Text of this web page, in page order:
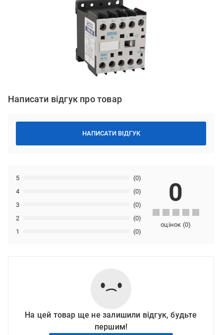
Написати відгук про товар
НАПИСАТИ ВІДГУК
1 (0)
2 (0)
3 (0)
4 (0)
5 (0)
0
оцінок (0)
На цей товар ще не залишили відгук, будьте
першим!